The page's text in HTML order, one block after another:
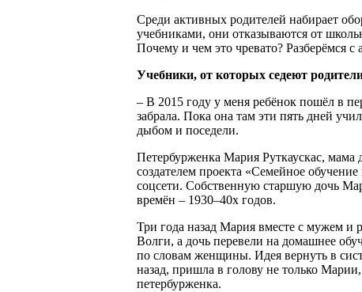
Среди активных родителей набирает
учебниками, они отказываются от
Почему и чем это чревато? Разберёмся
Учебники, от которых седеют
– В 2015 году у меня ребёнок пошёл в
забрала. Пока она там эти пять дней
дыбом и поседели.
Петербурженка Мария Руткаускас, мама
создателем проекта «Семейное
соцсети. Собственную старшую дочь
времён – 1930–40х годов.
Три года назад Мария вместе с мужем и
Волги, а дочь перевели на домашнее
по словам женщины. Идея вернуть в
назад, пришла в голову не только
петербурженка.